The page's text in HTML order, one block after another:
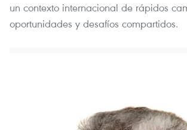
un contexto internacional de rápidos
oportunidades y desafíos compartidos.